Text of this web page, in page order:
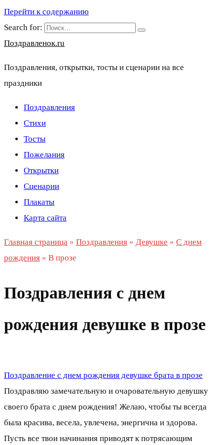
Перейти к содержанию
Search for:
Поздравленок.ru
Поздравления, открытки, тосты и сценарии на все
праздники
Поздравления
Стихи
Тосты
Пожелания
Открытки
Сценарии
Плакаты
Карта сайта
Главная страница » Поздравления » Девушке » С днем
рождения » В прозе
Поздравления с днем
рождения девушке в прозе
Поздравление с днем рождения девушке брата в прозе
Поздравляю замечательную и очаровательную девушку
своего брата с днем рождения! Желаю, чтобы ты всегда
была красива, весела, увлечена, энергична и здорова.
Пусть все твои начинания приводят к потрясающим